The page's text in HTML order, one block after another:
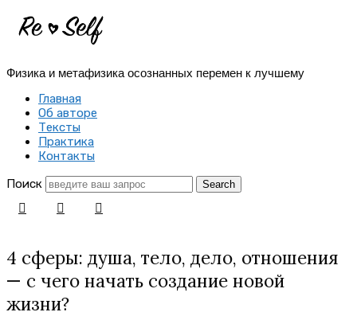
Re-
|
Создай
себя
заново
Физика и метафизика осознанных перемен к лучшему
Главная
Об авторе
Тексты
Практика
Контакты
Поиск
4 сферы: душа, тело, дело, отношения
— с чего начать создание новой
жизни?